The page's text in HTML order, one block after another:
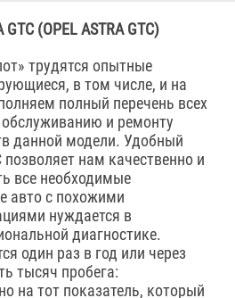
(OPEL ASTRA GTC)
трудятся опытные
в том числе, и на
полный перечень всех
и ремонту
данной модели. Удобный
позволяет нам качественно и
все необходимые
авто с похожими
нуждается в
диагностике.
один раз в год или через
тысяч пробега:
на тот показатель, который